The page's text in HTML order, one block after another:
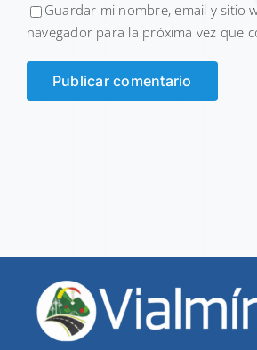
Guardar mi nombre, email y sitio
navegador para la próxima vez que